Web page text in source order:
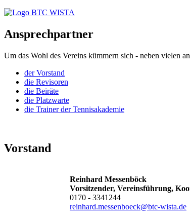
Ansprechpartner
Um das Wohl des Vereins kümmern sich - neben vielen
der Vorstand
die Revisoren
die Beiräte
die Platzwarte
die Trainer der Tennisakademie
Vorstand
Reinhard Messenböck
Vorsitzender, Vereinsführung,
0170 - 3341244
reinhard.messenboeck@btc-wista.de